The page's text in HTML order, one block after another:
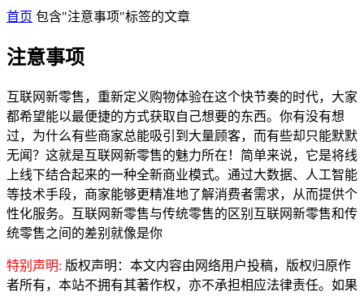
首页 包含"注意事项"标签的文章
注意事项
互联网新零售，重新定义购物体验在这个快节奏的时代，大家
都希望能以最便捷的方式获取自己想要的东西。你有没有想
过，为什么有些商家总能吸引到大量顾客，而有些却只能默默
无闻？这就是互联网新零售的魅力所在！简单来说，它是将线
上线下结合起来的一种全新商业模式。通过大数据、人工智能
等技术手段，商家能够更精准地了解消费者需求，从而提供个
性化服务。互联网新零售与传统零售的区别互联网新零售和传
统零售之间的差别就像是你
特别声明: 版权声明：本文内容由网络用户投稿，版权归原作
者所有，本站不拥有其著作权，亦不承担相应法律责任。如果